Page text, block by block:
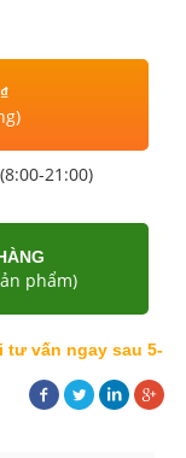
21:00)
phẩm)
tư vấn ngay sau 5-